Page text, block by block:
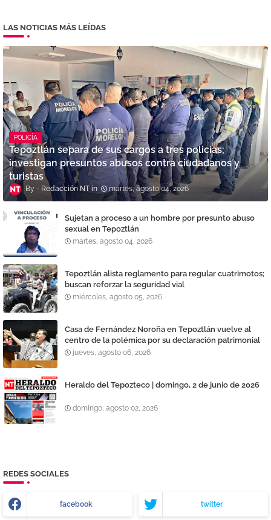
LAS NOTICIAS MÁS LEÍDAS
POLICÍA
Tepoztlán separa de sus cargos a tres policías;
investigan presuntos abusos contra ciudadanos y
turistas
Redacción NT martes, agosto 04, 2026
Sujetan a proceso a un hombre por presunto abuso
sexual en Tepoztlán
martes, agosto 04, 2026
Tepoztlán alista reglamento para regular cuatrimotos;
buscan reforzar la seguridad vial
miércoles, agosto 05, 2026
Casa de Fernández Noroña en Tepoztlán vuelve al
centro de la polémica por su declaración patrimonial
jueves, agosto 06, 2026
Heraldo del Tepozteco | domingo, 2 de junio de 2026
domingo, agosto 02, 2026
REDES SOCIALES
facebook twitter